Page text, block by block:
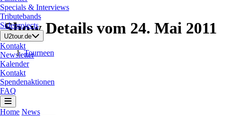
Specials & Interviews
Tributebands
Sideprojects
U2tour.de
Kontakt
Newsletter
Kalender
Kontakt
Spendenaktionen
FAQ
Home News
Show Details vom 24. Mai 2011
Tourneen